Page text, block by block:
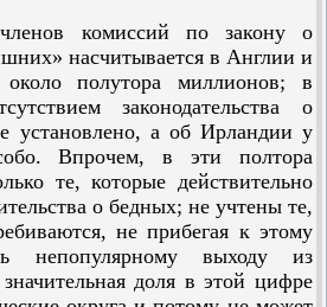
комиссий по закону о
насчитывается в Англии и
полутора миллионов; в
законодательства о
установлено, а об Ирландии у
Впрочем, в эти полтора
те, которые действительно
о бедных; не учтены те,
не прибегая к этому
непопулярному выходу из
доля в этой цифре